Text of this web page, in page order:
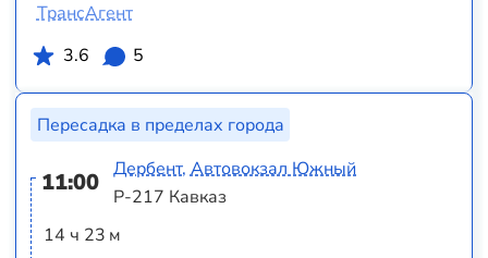
ТрансАгент
3.6
5
Пересадка в пределах города
11:00
14 ч 23 м
Дербент, Автовокзал Южный
Р-217 Кавказ